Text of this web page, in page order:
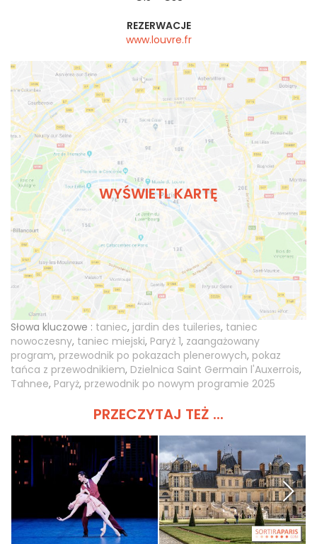
REZERWACJE
www.louvre.fr
WYŚWIETL KARTĘ
Słowa kluczowe : taniec, jardin des tuileries, taniec
nowoczesny, taniec miejski, Paryż 1, zaangażowany
program, przewodnik po pokazach plenerowych, pokaz
tańca z przewodnikiem, Dzielnica Saint Germain l'Auxerrois,
Tahnee, Paryż, przewodnik po nowym programie 2025
PRZECZYTAJ TEŻ ...